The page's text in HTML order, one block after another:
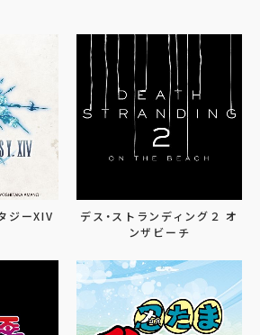
ジーXIV
デス・ストランディング２ オ
ンザビーチ